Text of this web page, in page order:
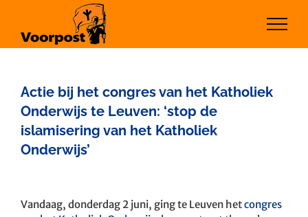
inhoud
Actie bij het congres van het Katholiek
Onderwijs te Leuven: ‘stop de
islamisering van het Katholiek
Onderwijs’
grotere
afbeelding
Vandaag, donderdag 2 juni, ging te Leuven hetcongres